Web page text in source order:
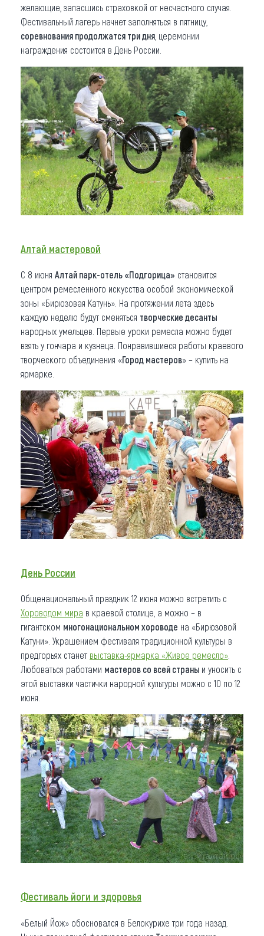
желающие, запасшись страховкой от несчастного случая.
Фестивальный лагерь начнет заполняться в пятницу,
соревнования продолжатся три дня , церемонии
награждения состоится в День России.
Алтай мастеровой
С 8 июня Алтай парк-отель «Подгорица» становится
центром ремесленного искусства особой экономической
зоны «Бирюзовая Катунь». На протяжении лета здесь
каждую неделю будут сменяться творческие десанты
народных умельцев. Первые уроки ремесла можно будет
взять у гончара и кузнеца. Понравившиеся работы краевого
творческого объединения «Город мастеров» – купить на
ярмарке.
День России
Общенациональный праздник 12 июня можно встретить с
Хороводом мира в краевой столице, а можно – в
гигантском многонациональном хороводе на «Бирюзовой
Катуни». Украшением фестиваля традиционной культуры в
предгорьях станет выставка-ярмарка «Живое ремесло»
Любоваться работами мастеров со всей страны и уносить с
этой выставки частички народной культуры можно с 10 по 12
июня.
Фестиваль йоги и здоровья
«Белый Йож» обосновался в Белокурихе три года назад.